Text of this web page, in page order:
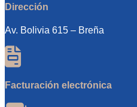
Dirección
Av. Bolivia 615 – Breña

Facturación electrónica